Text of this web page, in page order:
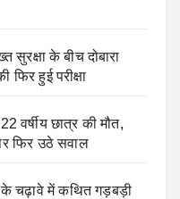
के बीच दोबारा
फिर हुई परीक्षा
वर्षीय छात्र की मौत,
फिर उठे सवाल
के चढ़ावे में कथित गड़बड़ी